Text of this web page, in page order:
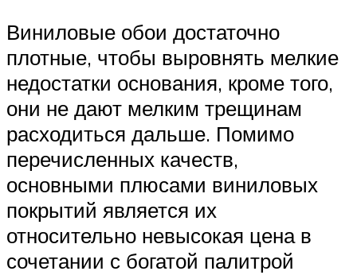
Виниловые обои достаточно
плотные, чтобы выровнять мелкие
недостатки основания, кроме того,
они не дают мелким трещинам
расходиться дальше. Помимо
перечисленных качеств,
основными плюсами виниловых
покрытий является их
относительно невысокая цена в
сочетании с богатой палитрой